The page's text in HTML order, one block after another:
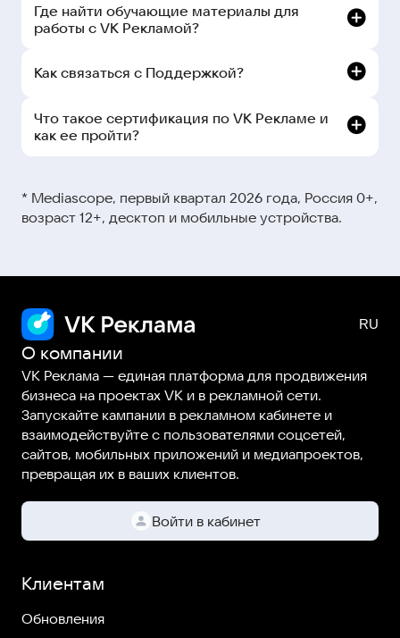
Где найти обучающие материалы для
работы с VK Рекламой?
Вебинары →
Статьи и гайды →
Как связаться с Поддержкой?
Что такое сертификация по VK Рекламе и
как ее пройти?
* Mediascope, первый квартал 2026 года, Россия 0+,
возраст 12+, десктоп и мобильные устройства.
О компании
VK Реклама — единая платформа для продвижения
бизнеса на проектах VK и в рекламной сети.
Запускайте кампании в рекламном кабинете и
взаимодействуйте с пользователями соцсетей,
сайтов, мобильных приложений и медиапроектов,
превращая их в ваших клиентов.
Войти в кабинет
Клиентам
Обновления